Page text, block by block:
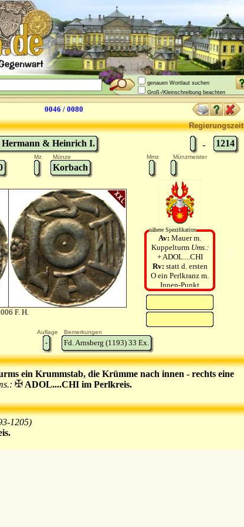
genauen Wortlaut suchen
Groß-/Kleinschreibung beachten
0046 / 0080
Regierungszeit
& Heinrich I. - 1214
Mz Münze Mmz Münzmeister
Korbach
F. H.
nähere Spezifikation
Av: Mauer m.
Kuppelturm Ums.:
+ ADOL....CHI
Rv: statt d. ersten
O ein Perlkranz m.
Innen-Punkt
Auflage Bemerkungen
- Fd. Arnsberg (1193) 33 Ex.
ein Krummstab, die Krümme nach innen - rechts eine
ADOL....CHI im Perlkreis.
1205)